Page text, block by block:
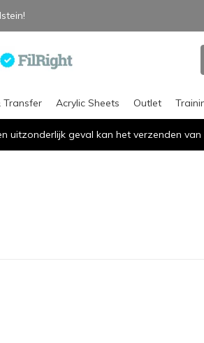
Transfer Acrylic Sheets Outlet
uitzonderlijk geval kan het verzenden